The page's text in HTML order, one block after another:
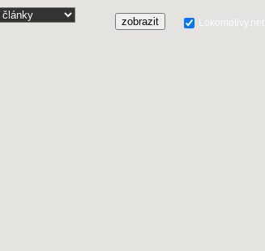
zobrazit Lokomotivy.net